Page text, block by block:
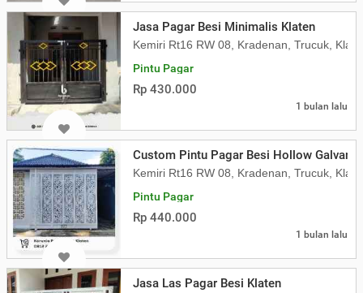
Jasa Pagar Besi Minimalis Klaten
Kemiri Rt16 RW 08, Kradenan, Trucuk,
Pintu Pagar
Rp 430.000
1 bulan lalu
Custom Pintu Pagar Besi Hollow
Kemiri Rt16 RW 08, Kradenan, Trucuk,
Pintu Pagar
Rp 440.000
1 bulan lalu
Jasa Las Pagar Besi Klaten